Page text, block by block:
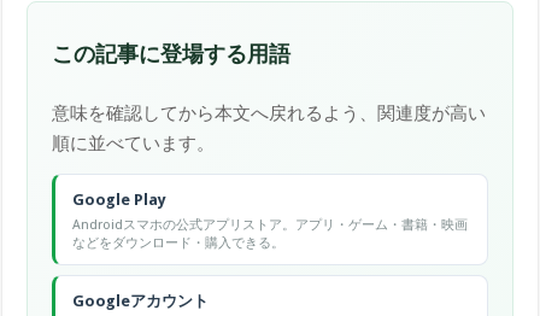
この記事に登場する用語
意味を確認してから本文へ戻れるよう、関連度が高い
順に並べています。
Google Play
Androidスマホの公式アプリストア。アプリ・ゲーム・書籍・映画
などをダウンロード・購入できる。
Googleアカウント